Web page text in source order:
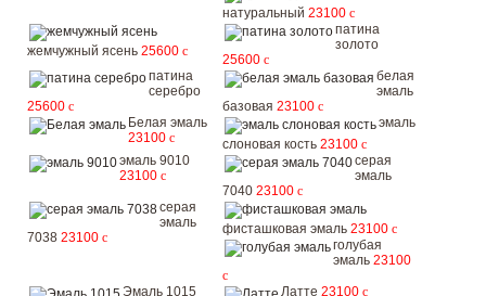
натуральный 23100 c
жемчужный ясень 25600 c
патина
золото
25600 c
патина
серебро
25600 c
белая
эмаль
базовая 23100 c
Белая эмаль
23100 c
эмаль
слоновая кость 23100 c
эмаль 9010
23100 c
серая
эмаль
7040 23100 c
серая
эмаль
7038 23100 c
фисташковая эмаль 23100 c
голубая
эмаль 23100
c
Эмаль 1015
Латте 23100 c